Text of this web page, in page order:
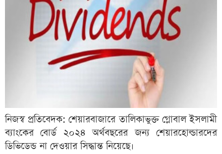
নিজস্ব প্রতিবেদক: শেয়ারবাজারে তালিকাভুক্ত গ্লোবাল ইসলামী
ব্যাংকের বোর্ড ২০২৪ অর্থবছরের জন্য শেয়ারহোল্ডারদের
ডিভিডেন্ড না দেওয়ার সিদ্ধান্ত নিয়েছে।